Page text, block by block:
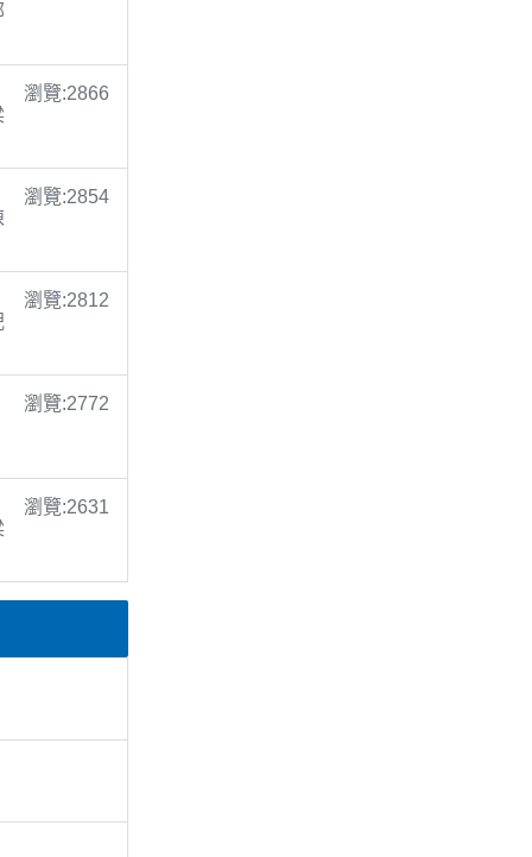
瀏覽:2866
瀏覽:2854
瀏覽:2812
瀏覽:2772
瀏覽:2631